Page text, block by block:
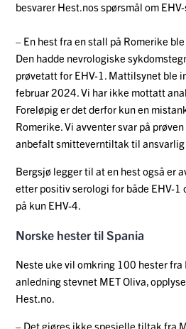
besvarer Hest.nos spørsmål om
– En hest fra en stall på Romerike
Den hadde nevrologiske
prøvetatt for EHV-1. Mattilsynet ble
februar 2024. Vi har ikke mottatt
Foreløpig er det derfor kun en
Romerike. Vi avventer svar på
anbefalt smitteverntiltak til
Bergsjø legger til at en hest også er
etter positiv serologi for både EHV-1
på kun EHV-4.
Norske hester til Spania
Neste uke vil omkring 100 hester
anledning stevnet MET Oliva,
Hest.no.
– Det gjøres ikke spesielle tiltak fra